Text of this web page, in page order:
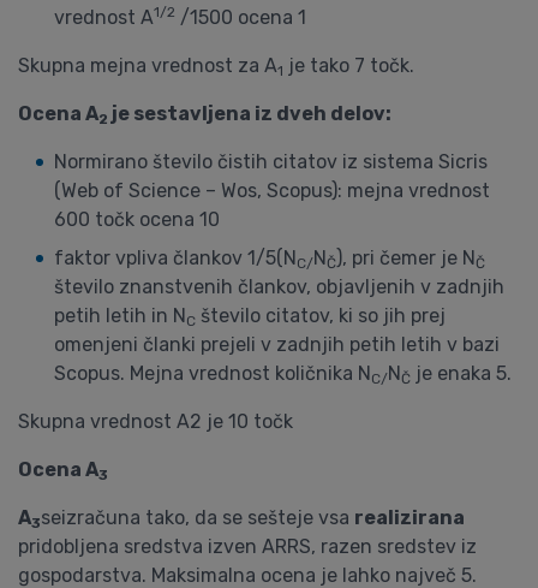
vrednost A1/2 /1500 ocena 1
Skupna mejna vrednost za A1 je tako 7 točk.
Ocena A2 je sestavljena iz dveh delov:
Normirano število čistih citatov iz sistema Sicris
(Web of Science – Wos, Scopus): mejna vrednost
600 točk ocena 10
faktor vpliva člankov 1/5(NC/NČ), pri čemer je NČ
število znanstvenih člankov, objavljenih v zadnjih
petih letih in NC število citatov, ki so jih prej
omenjeni članki prejeli v zadnjih petih letih v bazi
Scopus. Mejna vrednost količnika NC/NČ je enaka 5.
Skupna vrednost A2 je 10 točk
Ocena A3
A3seizračuna tako, da se sešteje vsa realizirana
pridobljena sredstva izven ARRS, razen sredstev iz
gospodarstva. Maksimalna ocena je lahko največ 5.